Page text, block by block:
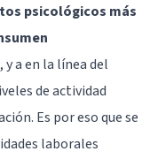
psicológicos más
, y a en la línea del
de actividad
Es por eso que se
laborales